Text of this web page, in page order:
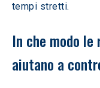
tempi stretti.
In che modo
aiutano a